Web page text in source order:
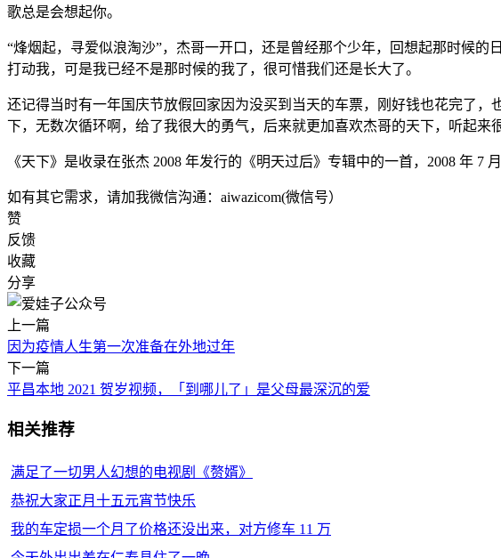
歌总是会想起你。
“烽烟起，寻爱似浪淘沙”，杰哥一开口，还是曾经那个少年，回想起那时候
打动我，可是我已经不是那时候的我了，很可惜我们还是长大了。
还记得当时有一年国庆节放假回家因为没买到当天的车票，刚好钱也花完了
下，无数次循环啊，给了我很大的勇气，后来就更加喜欢杰哥的天下，听起来
《天下》是收录在张杰 2008 年发行的《明天过后》专辑中的一首，2008 年 7
如有其它需求，请加我微信沟通：aiwazicom(微信号）
赞
反馈
收藏
分享
上一篇
因为疫情人生第一次准备在外地过年
下一篇
平昌本地 2021 贺岁视频，「到哪儿了」是父母最深沉的爱
相关推荐
满足了一切男人幻想的电视剧《赘婿》
恭祝大家正月十五元宵节快乐
我的车定损一个月了价格还没出来，对方修车 11 万